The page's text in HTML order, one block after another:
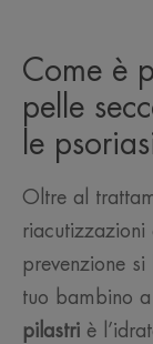
Come è
pelle
le
Oltre al
riacutizzazioni
prevenzione
tuo bambino
pilastri è